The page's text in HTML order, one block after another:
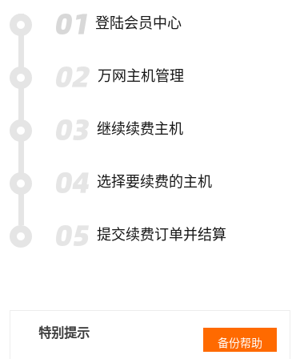
登陆会员中心
万网主机管理
继续续费主机
选择要续费的主机
提交续费订单并结算
特别提示
备份帮助